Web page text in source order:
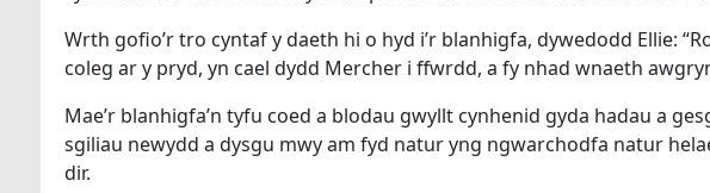
Wrth gofio’r tro cyntaf y daeth hi o hyd i’r blanhigfa, dywedodd Ellie:
coleg ar y pryd, yn cael dydd Mercher i ffwrdd, a fy nhad wnaeth
Mae’r blanhigfa’n tyfu coed a blodau gwyllt cynhenid gyda hadau a
sgiliau newydd a dysgu mwy am fyd natur yng ngwarchodfa natur
dir.